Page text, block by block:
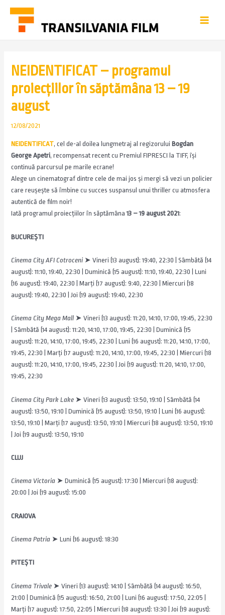
NEIDENTIFICAT – programul
proiecțiilor în săptămâna 13 – 19
august
12/08/2021
NEIDENTIFICAT, cel de-al doilea lungmetraj al regizorului Bogdan
George Apetri, recompensat recent cu Premiul FIPRESCI la TIFF, își
continuă parcursul pe marile ecrane!
Alege un cinematograf dintre cele de mai jos și mergi să vezi un policier
care reușește să îmbine cu succes suspansul unui thriller cu atmosfera
autentică de film noir!
Iată programul proiecțiilor în săptămâna13 – 19 august 2021:
BUCUREȘTI
Cinema City AFI Cotroceni ➤ Vineri (13 august): 19:40, 22:30 | Sâmbătă (14
august): 11:10, 19:40, 22:30 | Duminică (15 august): 11:10, 19:40, 22:30 | Luni
(16 august): 19:40, 22:30 | Marți (17 august): 9:40, 22:30 | Miercuri (18
august): 19:40, 22:30 | Joi (19 august): 19:40, 22:30
Cinema City Mega Mall ➤ Vineri (13 august): 11:20, 14:10, 17:00, 19:45, 22:30
| Sâmbătă (14 august): 11:20, 14:10, 17:00, 19:45, 22:30 | Duminică (15
august): 11:20, 14:10, 17:00, 19:45, 22:30 | Luni (16 august): 11:20, 14:10, 17:00,
19:45, 22:30 | Marți (17 august): 11:20, 14:10, 17:00, 19:45, 22:30 | Miercuri (18
august): 11:20, 14:10, 17:00, 19:45, 22:30 | Joi (19 august): 11:20, 14:10, 17:00,
19:45, 22:30
Cinema City Park Lake ➤ Vineri (13 august): 13:50, 19:10 | Sâmbătă (14
august): 13:50, 19:10 | Duminică (15 august): 13:50, 19:10 | Luni (16 august):
13:50, 19:10 | Marți (17 august): 13:50, 19:10 | Miercuri (18 august): 13:50, 19:10
| Joi (19 august): 13:50, 19:10
CLUJ
Cinema Victoria ➤ Duminică (15 august): 17:30 | Miercuri (18 august):
20:00 | Joi (19 august): 15:00
CRAIOVA
Cinema Patria ➤ Luni (16 august): 18:30
PITEȘTI
Cinema Trivale ➤ Vineri (13 august): 14:10 | Sâmbătă (14 august): 16:50,
21:00 | Duminică (15 august): 16:50, 21:00 | Luni (16 august): 17:50, 22:05 |
Marți (17 august): 17:50, 22:05 | Miercuri (18 august): 13:30 | Joi (19 august):